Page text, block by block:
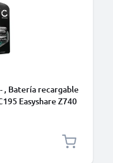
, Batería recargable
Easyshare Z740